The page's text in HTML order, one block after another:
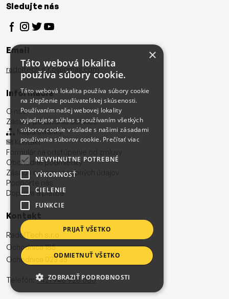
Sledujte nás
Email
radoltech.s.r.o@gmail.com
Informácie
O nás
Zásady používania cookies
Mapa stránky
Kontakt
Formulár na odstúpenie od zmluvy
Obchodné podmienky
Zásady ochrany osobných údajov
Podporte nás
Doprava a platba
Kontakt
RadolTech s.r.o
Ochodnica 185
Ochodnica 023 35
Telefón:+421 948 928 080
×
Táto webová lokalita
používa súbory cookie.
Táto webová lokalita používa súbory cookie
na zlepšenie používateľskej skúsenosti.
Používaním našej webovej lokality
vyjadrujete súhlas s používaním všetkých
súborov cookie v súlade s našimi zásadami
používania súborov cookie. Prečítať viac
NEVYHNUTNE POTREBNÉ
VÝKONNOSŤ
CIELENIE
FUNKCIE
PRIJAŤ VŠETKO
ODMIETNUŤ VŠETKO
ZOBRAZIŤ PODROBNOSTI